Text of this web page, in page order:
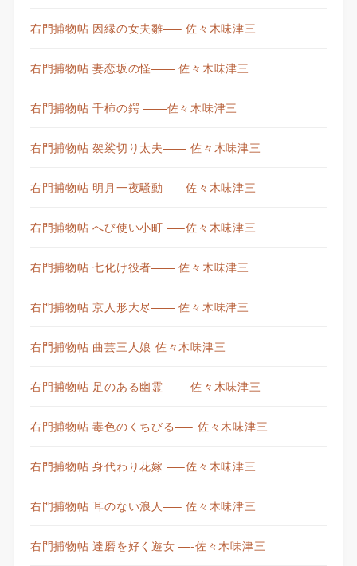
右門捕物帖 因縁の女夫雛—– 佐々木味津三
右門捕物帖 妻恋坂の怪—— 佐々木味津三
右門捕物帖 千柿の鍔 ——佐々木味津三
右門捕物帖 袈裟切り太夫—— 佐々木味津三
右門捕物帖 明月一夜騒動 —–佐々木味津三
右門捕物帖 へび使い小町 —–佐々木味津三
右門捕物帖 七化け役者—— 佐々木味津三
右門捕物帖 京人形大尽—— 佐々木味津三
右門捕物帖 曲芸三人娘 佐々木味津三
右門捕物帖 足のある幽霊—— 佐々木味津三
右門捕物帖 毒色のくちびる—– 佐々木味津三
右門捕物帖 身代わり花嫁 —–佐々木味津三
右門捕物帖 耳のない浪人—– 佐々木味津三
右門捕物帖 達磨を好く遊女 —-佐々木味津三